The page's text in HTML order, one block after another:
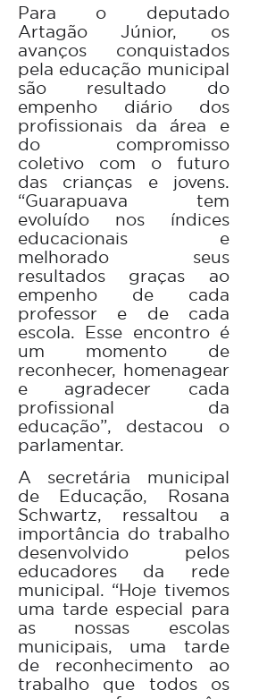
Para o deputado
Artagão Júnior, os
avanços conquistados
pela educação municipal
são resultado do
empenho diário dos
profissionais da área e
do compromisso
coletivo com o futuro
das crianças e jovens.
“Guarapuava tem
evoluído nos índices
educacionais e
melhorado seus
resultados graças ao
empenho de cada
professor e de cada
escola. Esse encontro é
um momento de
reconhecer, homenagear
e agradecer cada
profissional da
educação”, destacou o
parlamentar.
A secretária municipal
de Educação, Rosana
Schwartz, ressaltou a
importância do trabalho
desenvolvido pelos
educadores da rede
municipal. “Hoje tivemos
uma tarde especial para
as nossas escolas
municipais, uma tarde
de reconhecimento ao
trabalho que todos os